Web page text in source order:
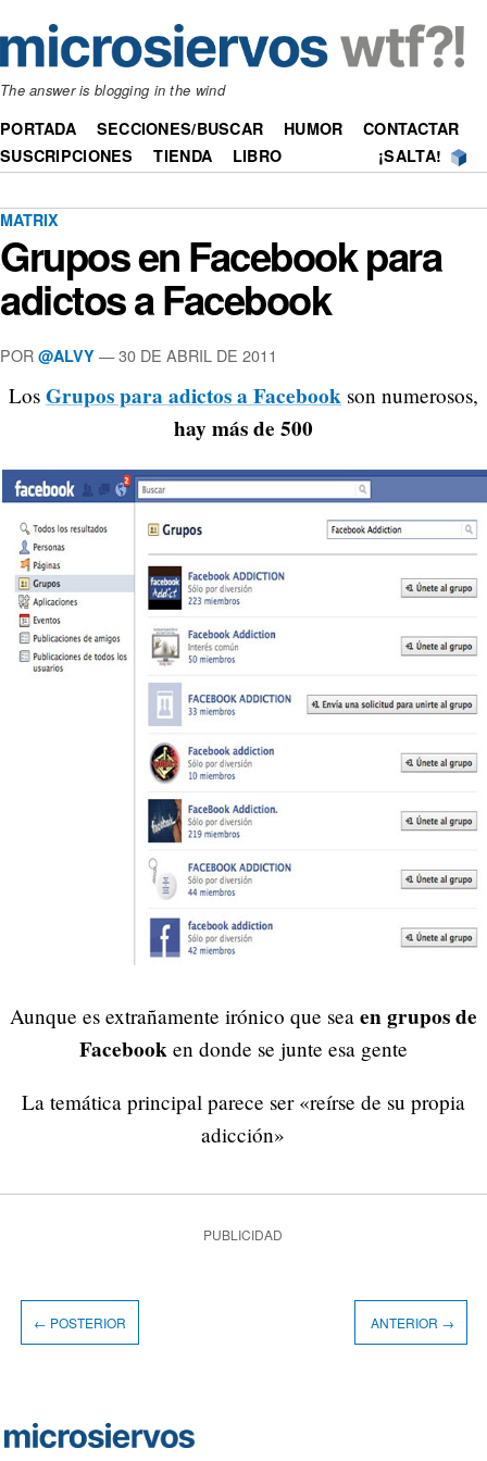
The answer is blogging in the wind
PORTADA SECCIONES/BUSCAR HUMOR
CONTACTAR
SUSCRIPCIONES
TIENDA LIBRO ¡SALTA!
MATRIX
Grupos en Facebook para
adictos a Facebook
POR @ALVY —30 DE ABRIL DE 2011
Los Grupos para adictos a Facebook son numerosos,
hay más de 500
Aunque es extrañamente irónico que sea en grupos de
Facebook en donde se junte esa gente
La temática principal parece ser «reírse de su propia
adicción»
PUBLICIDAD
← POSTERIOR ANTERIOR →